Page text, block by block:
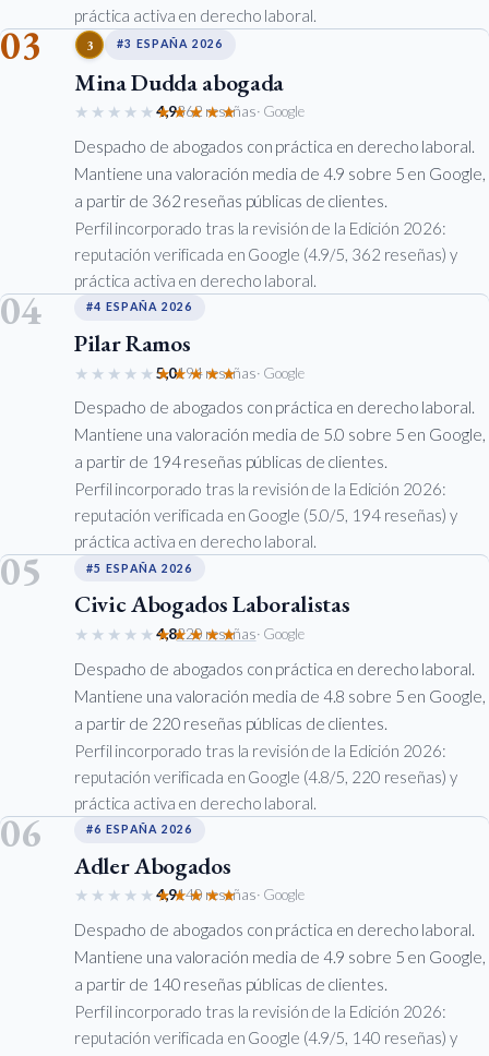
práctica activa en derecho laboral.
03 3 #3 ESPAÑA 2026
Mina Dudda abogada
★★★★★★★★★★
4,9362 reseñas· Google
Despacho de abogados con práctica en derecho laboral.
Mantiene una valoración media de 4.9 sobre 5 en Google,
a partir de 362 reseñas públicas de clientes.
Perfil incorporado tras la revisión de la Edición 2026:
reputación verificada en Google (4.9/5, 362 reseñas) y
práctica activa en derecho laboral.
04 #4 ESPAÑA 2026
Pilar Ramos
★★★★★★★★★★
5,0194 reseñas· Google
Despacho de abogados con práctica en derecho laboral.
Mantiene una valoración media de 5.0 sobre 5 en Google,
a partir de 194 reseñas públicas de clientes.
Perfil incorporado tras la revisión de la Edición 2026:
reputación verificada en Google (5.0/5, 194 reseñas) y
práctica activa en derecho laboral.
05 #5 ESPAÑA 2026
Civic Abogados Laboralistas
★★★★★★★★★★
4,8220 reseñas· Google
Despacho de abogados con práctica en derecho laboral.
Mantiene una valoración media de 4.8 sobre 5 en Google,
a partir de 220 reseñas públicas de clientes.
Perfil incorporado tras la revisión de la Edición 2026:
reputación verificada en Google (4.8/5, 220 reseñas) y
práctica activa en derecho laboral.
06 #6 ESPAÑA 2026
Adler Abogados
★★★★★★★★★★
4,9140 reseñas· Google
Despacho de abogados con práctica en derecho laboral.
Mantiene una valoración media de 4.9 sobre 5 en Google,
a partir de 140 reseñas públicas de clientes.
Perfil incorporado tras la revisión de la Edición 2026:
reputación verificada en Google (4.9/5, 140 reseñas) y